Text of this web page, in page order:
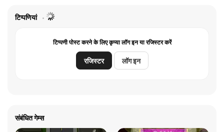
टिप्पणियां
टिप्पणी पोस्ट करने के लिए कृप्या लॉग इन या रजिस्टर करें
रजिस्टर लॉग इन
संबंधित गेम्स